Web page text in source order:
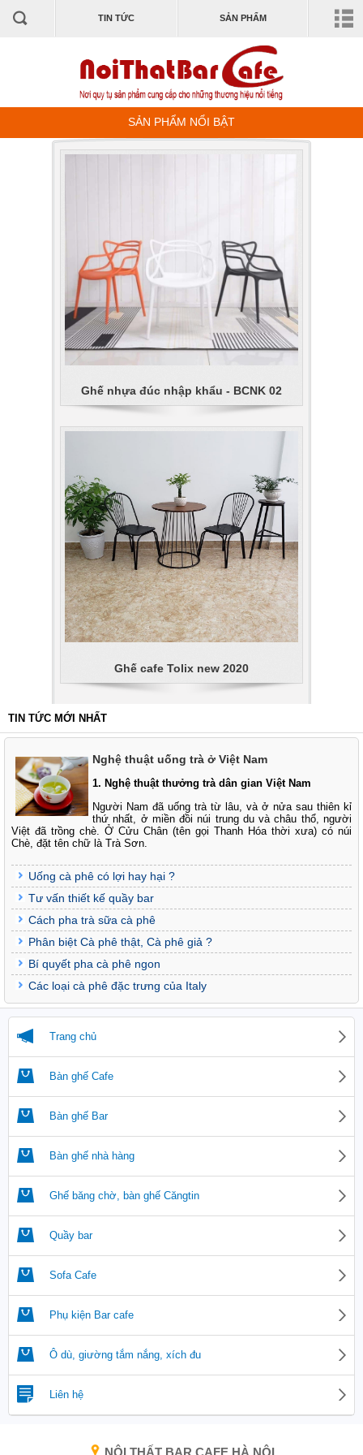
TIN TỨC SẢN PHẨM
SẢN PHẨM NỔI BẬT
Ghế nhựa đúc nhập khẩu - BCNK 02
Ghế cafe Tolix new 2020
TIN TỨC MỚI NHẤT
Nghệ thuật uống trà ở Việt Nam
1. Nghệ thuật thưởng trà dân gian Việt Nam
Người Nam đã uống trà từ lâu, và ở nửa sau thiên kỉ
thứ nhất, ở miền đồi núi trung du và châu thổ, người
Việt đã trồng chè. Ở Cửu Chân (tên gọi Thanh Hóa thời xưa) có núi
Chè, đặt tên chữ là Trà Sơn.
Uống cà phê có lợi hay hại ?
Tư vấn thiết kế quầy bar
Cách pha trà sữa cà phê
Phân biệt Cà phê thật, Cà phê giả ?
Bí quyết pha cà phê ngon
Các loại cà phê đặc trưng của Italy
Trang chủ
Bàn ghế Cafe
Bàn ghế Bar
Bàn ghế nhà hàng
Ghế băng chờ, bàn ghế Căngtin
Quầy bar
Sofa Cafe
Phụ kiện Bar cafe
Ô dù, giường tắm nắng, xích đu
Liên hệ
NỘI THẤT BAR CAFE HÀ NỘI